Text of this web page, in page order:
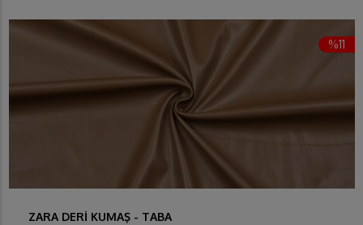
%11
ZARA DERİ KUMAŞ - TABA